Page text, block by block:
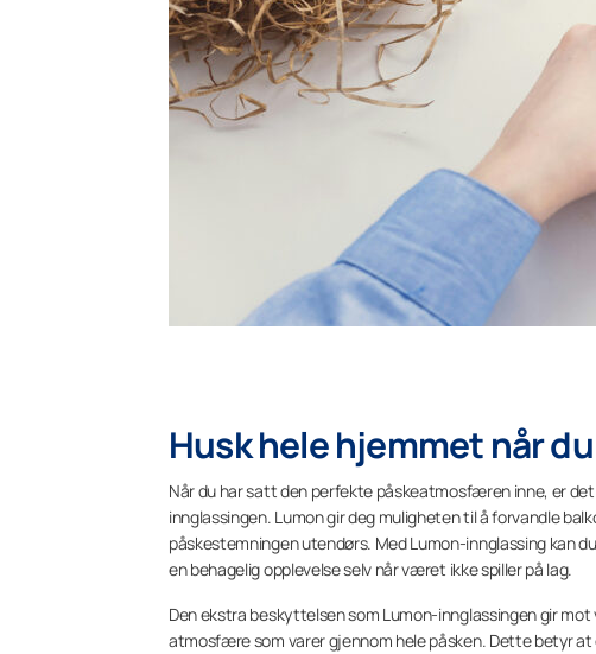
Husk hele hjemmet når
Når du har satt den perfekte påskeatmosfæren inne, er
innglassingen. Lumon gir deg muligheten til å forvandle
påskestemningen utendørs. Med Lumon-innglassing kan
en behagelig opplevelse selv når været ikke spiller på lag.
Den ekstra beskyttelsen som Lumon-innglassingen gir
atmosfære som varer gjennom hele påsken. Dette betyr